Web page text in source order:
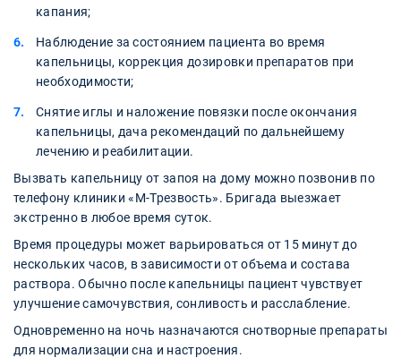
капания;
Наблюдение за состоянием пациента во время
капельницы, коррекция дозировки препаратов при
необходимости;
Снятие иглы и наложение повязки после окончания
капельницы, дача рекомендаций по дальнейшему
лечению и реабилитации.
Вызвать капельницу от запоя на дому можно позвонив по
телефону клиники «М-Трезвость». Бригада выезжает
экстренно в любое время суток.
Время процедуры может варьироваться от 15 минут до
нескольких часов, в зависимости от объема и состава
раствора. Обычно после капельницы пациент чувствует
улучшение самочувствия, сонливость и расслабление.
Одновременно на ночь назначаются снотворные препараты
для нормализации сна и настроения.